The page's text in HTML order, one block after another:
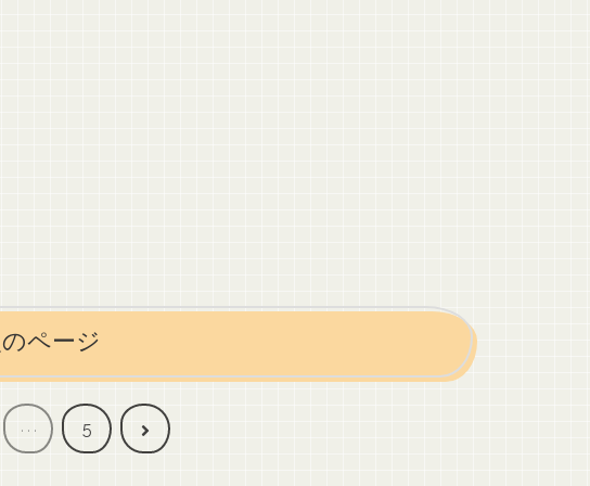
ページ
… 5
次